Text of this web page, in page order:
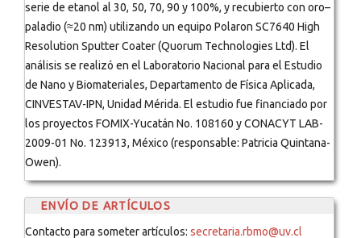
serie de etanol al 30, 50, 70, 90 y 100%, y recubierto con oro–
paladio (≈20 nm) utilizando un equipo Polaron SC7640 High
Resolution Sputter Coater (Quorum Technologies Ltd). El
análisis se realizó en el Laboratorio Nacional para el Estudio
de Nano y Biomateriales, Departamento de Física Aplicada,
CINVESTAV-IPN, Unidad Mérida. El estudio fue financiado por
los proyectos FOMIX-Yucatán No. 108160 y CONACYT LAB-
2009-01 No. 123913, México (responsable: Patricia Quintana-
Owen).
ENVÍO DE ARTÍCULOS
Contacto para someter artículos: secretaria.rbmo@uv.cl